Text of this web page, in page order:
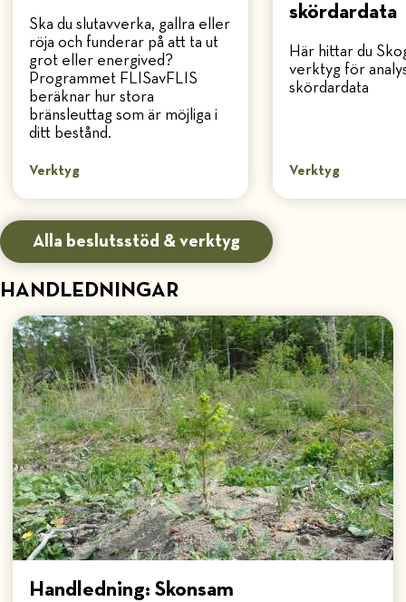
Ska du slutavverka, gallra eller
röja och funderar på att ta ut
grot eller energived?
Programmet FLISavFLIS
beräknar hur stora
bränsleuttag som är möjliga i
ditt bestånd.
Verktyg
skördardata
Här hittar du
verktyg för
skördardata
Verktyg
Alla beslutsstöd & verktyg
HANDLEDNINGAR
Handledning: Skonsam